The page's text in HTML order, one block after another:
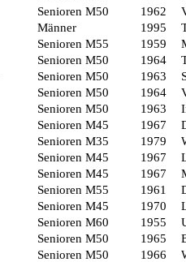
Senioren M50 1962
Männer 1995
Senioren M55 1959
Senioren M50 1964
Senioren M50 1963
Senioren M50 1964
Senioren M50 1963
Senioren M45 1967
Senioren M35 1979
Senioren M45 1967
Senioren M45 1967
Senioren M55 1961
Senioren M45 1970
Senioren M60 1955
Senioren M50 1965
Senioren M50 1966